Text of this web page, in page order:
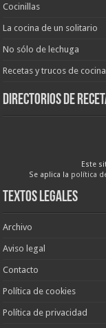
Cocinillas
La cocina de un solitario
No sólo de lechuga
Recetas y trucos de cocina
Directorios de
Este
Se aplica la política
Textos legales
Archivo
Aviso legal
Contacto
Política de cookies
Política de privacidad